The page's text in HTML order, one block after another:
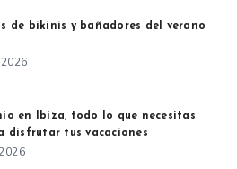
de bikinis y bañadores del verano
en Ibiza, todo lo que necesitas
disfrutar tus vacaciones